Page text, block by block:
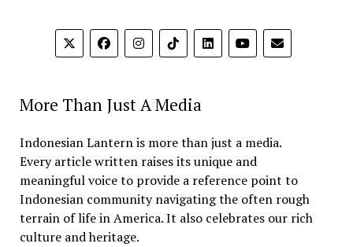
More Than Just A Media
Indonesian Lantern is more than just a media.
Every article written raises its unique and
meaningful voice to provide a reference point to
Indonesian community navigating the often rough
terrain of life in America. It also celebrates our rich
culture and heritage.